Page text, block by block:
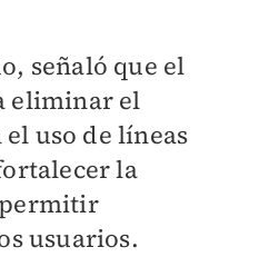
señaló que el
eliminar el
uso de líneas
la
usuarios.